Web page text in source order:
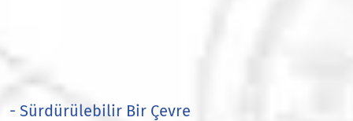
- Sürdürülebilir Bir Çevre